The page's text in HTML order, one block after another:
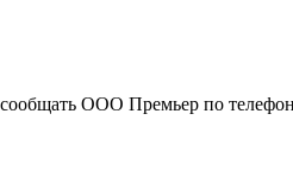
ООО Премьер по